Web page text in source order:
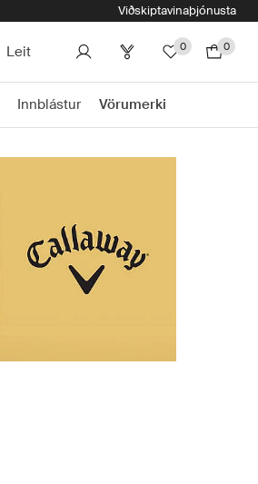
Viðskiptavinaþjónusta
Leit 0 0
Innblástur Vörumerki